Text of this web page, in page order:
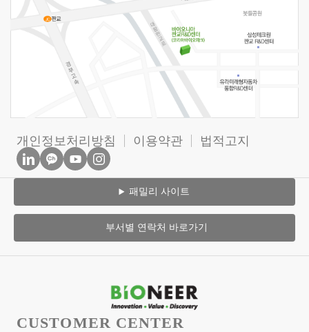
개인정보처리방침 이용약관 법적고지
패밀리 사이트
부서별 연락처 바로가기
CUSTOMER CENTER